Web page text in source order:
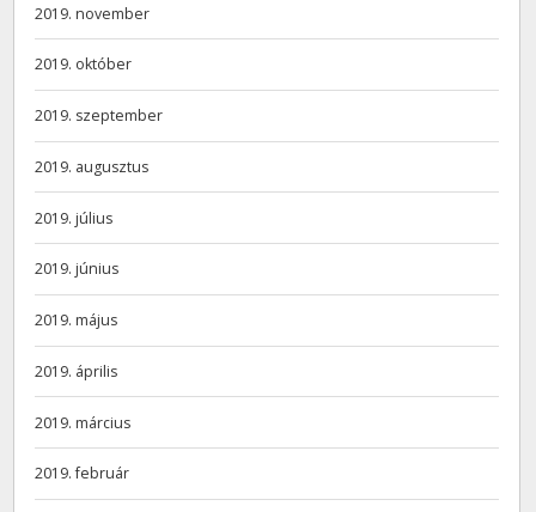
2019. november
2019. október
2019. szeptember
2019. augusztus
2019. július
2019. június
2019. május
2019. április
2019. március
2019. február